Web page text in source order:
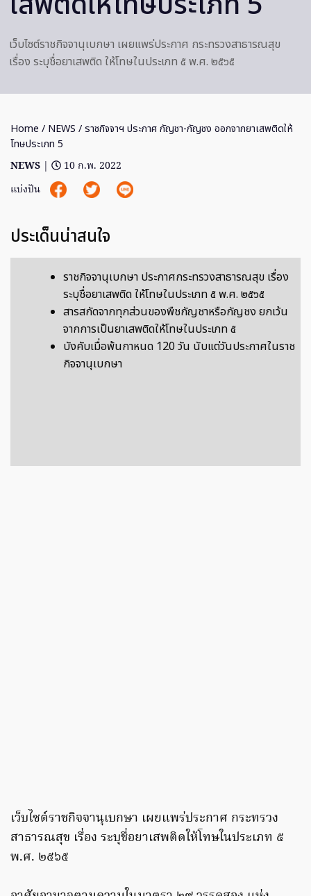
เว็บไซต์ราชกิจจานุเบกษา เผยแพร่ประกาศ กระทรวงสาธารณสุข
เรื่อง ระบุชื่อยาเสพติด ให้โทษในประเภท ๕ พ.ศ. ๒๕๖๕
Home / NEWS / ราชกิจจาฯ ประกาศ กัญชา-กัญชง ออกจากยาเสพติดให้
โทษประเภท 5
NEWS |
10 ก.พ. 2022
แบ่งปัน
ประเด็นน่าสนใจ
ราชกิจจานุเบกษา ประกาศกระทรวงสาธารณสุข เรื่อง
ระบุชื่อยาเสพติด ให้โทษในประเภท ๕ พ.ศ. ๒๕๖๕
สารสกัดจากทุกส่วนของพืชกัญชาหรือกัญชง ยกเว้น
จากการเป็นยาเสพติดให้โทษในประเภท ๕
บังคับเมื่อพ้นกาหนด 120 วัน นับแต่วันประกาศในราช
กิจจานุเบกษา
เว็บไซต์ราชกิจจานุเบกษา เผยแพร่ประกาศ กระทรวง
สาธารณสุข เรื่อง ระบุชื่อยาเสพติดให้โทษในประเภท ๕
พ.ศ. ๒๕๖๕